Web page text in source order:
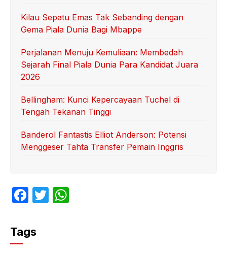
Kilau Sepatu Emas Tak Sebanding dengan
Gema Piala Dunia Bagi Mbappe
Perjalanan Menuju Kemuliaan: Membedah
Sejarah Final Piala Dunia Para Kandidat Juara
2026
Bellingham: Kunci Kepercayaan Tuchel di
Tengah Tekanan Tinggi
Banderol Fantastis Elliot Anderson: Potensi
Menggeser Tahta Transfer Pemain Inggris
F
c
e
T
Tags